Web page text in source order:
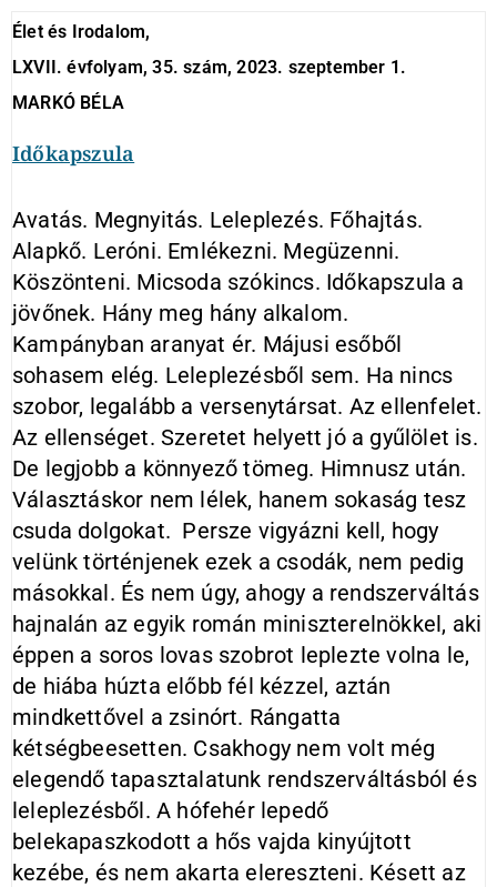
Élet és Irodalom,
LXVII. évfolyam, 35. szám, 2023. szeptember 1.
MARKÓ BÉLA
Időkapszula
Avatás. Megnyitás. Leleplezés. Főhajtás.
Alapkő. Leróni. Emlékezni. Megüzenni.
Köszönteni. Micsoda szókincs. Időkapszula a
jövőnek. Hány meg hány alkalom.
Kampányban aranyat ér. Májusi esőből
sohasem elég. Leleplezésből sem. Ha nincs
szobor, legalább a versenytársat. Az ellenfelet.
Az ellenséget. Szeretet helyett jó a gyűlölet is.
De legjobb a könnyező tömeg. Himnusz után.
Választáskor nem lélek, hanem sokaság tesz
csuda dolgokat. Persze vigyázni kell, hogy
velünk történjenek ezek a csodák, nem pedig
másokkal. És nem úgy, ahogy a rendszerváltás
hajnalán az egyik román miniszterelnökkel, aki
éppen a soros lovas szobrot leplezte volna le,
de hiába húzta előbb fél kézzel, aztán
mindkettővel a zsinórt. Rángatta
kétségbeesetten. Csakhogy nem volt még
elegendő tapasztalatunk rendszerváltásból és
leleplezésből. A hófehér lepedő
belekapaszkodott a hős vajda kinyújtott
kezébe, és nem akarta elereszteni. Késett az